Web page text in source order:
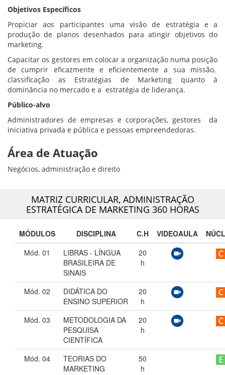
Objetivos Específicos
Propiciar aos participantes uma visão de estratégia e a
produção de planos desenhados para atingir objetivos do
marketing.
Capacitar os gestores em colocar a organização numa posição
de cumprir eficazmente e eficientemente a sua missão,
classificação as Estratégias de Marketing quanto à
dominância no mercado e a estratégia de liderança.
Público-alvo
Administradores de empresas e corporações, gestores da
iniciativa privada e pública e pessoas empreendedoras.
Área de Atuação
Negócios, administração e direito
MATRIZ CURRICULAR, ADMINISTRAÇÃO
ESTRATÉGICA DE MARKETING 360 HORAS
MÓDULOS DISCIPLINA C.H VIDEOAULA
Mód. 01
LIBRAS - LÍNGUA
BRASILEIRA DE
SINAIS
20
h
Mód. 02
DIDÁTICA DO
ENSINO SUPERIOR
20
h
Mód. 03
METODOLOGIA DA
PESQUISA
CIENTÍFICA
20
h
Mód. 04
TEORIAS DO
MARKETING
50
h